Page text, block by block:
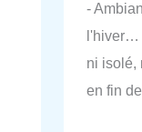
-
l'hiver…
ni isolé,
en fin